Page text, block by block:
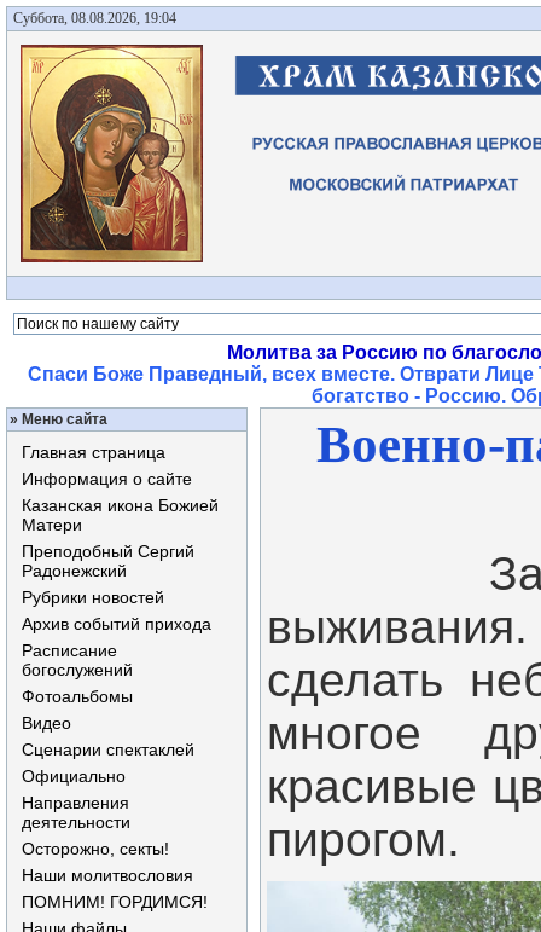
Суббота, 08.08.2026, 19:04
Молитва за Россию по
Спаси Боже Праведный, всех вместе. Отврати
богатство - Россию.
» Меню сайта
Главная страница
Информация о сайте
Казанская икона Божией
Матери
Преподобный Сергий
Радонежский
Рубрики новостей
Архив событий прихода
Расписание
богослужений
Фотоальбомы
Видео
Сценарии спектаклей
Официально
Направления
деятельности
Осторожно, секты!
Наши молитвословия
ПОМНИМ! ГОРДИМСЯ!
Военно-
сделать
многое
красивые
пирогом.